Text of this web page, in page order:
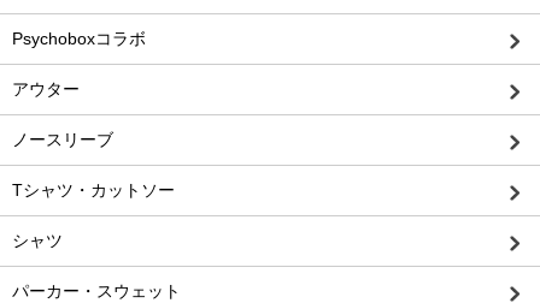
Psychoboxコラボ
アウター
ノースリーブ
Tシャツ・カットソー
シャツ
パーカー・スウェット